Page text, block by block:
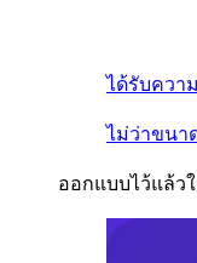
ได้รับควา
ไม่ว่าขนา
ออกแบบไว้แล้ว